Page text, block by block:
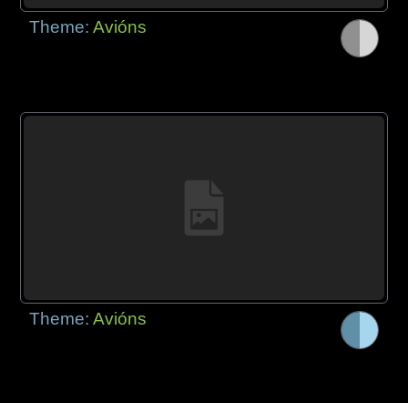
Theme:Avións
Theme:Avións